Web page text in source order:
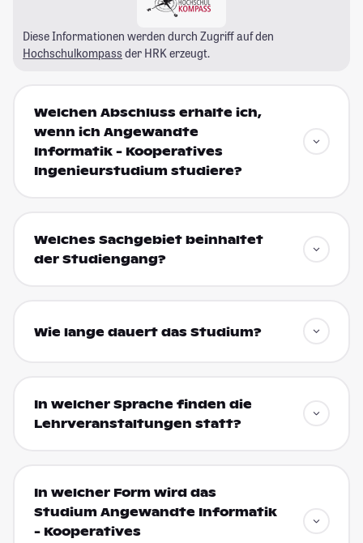
Diese Informationen werden durch Zugriff auf den
Hochschulkompass der HRK erzeugt.
Welchen Abschluss erhalte ich,
wenn ich Angewandte
Informatik - Kooperatives
Ingenieurstudium studiere?
Welches Sachgebiet beinhaltet
der Studiengang?
Wie lange dauert das Studium?
In welcher Sprache finden die
Lehrveranstaltungen statt?
In welcher Form wird das
Studium Angewandte Informatik
- Kooperatives